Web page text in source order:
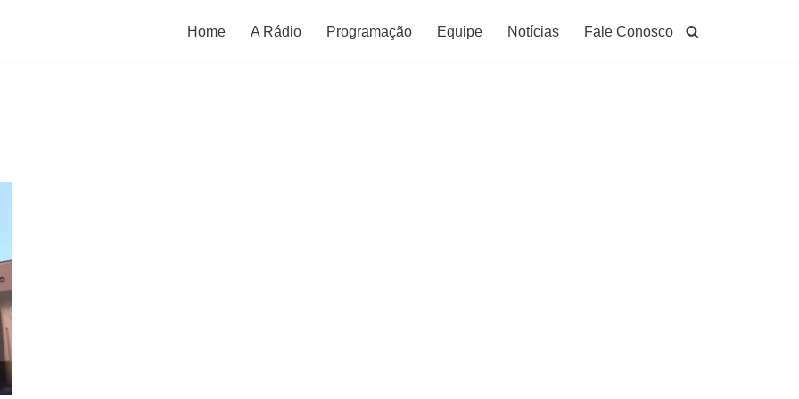
Home A Rádio Programação Equipe Notícias Fale Conosco